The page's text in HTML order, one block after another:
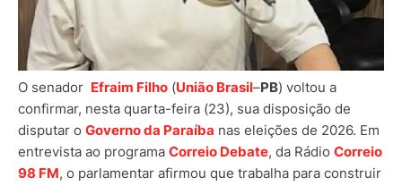
O senador Efraim Filho (União Brasil–PB) voltou a
confirmar, nesta quarta-feira (23), sua disposição de
disputar o Governo da Paraíba nas eleições de 2026. Em
entrevista ao programa Correio Debate, da Rádio Correio
98 FM, o parlamentar afirmou que trabalha para construir